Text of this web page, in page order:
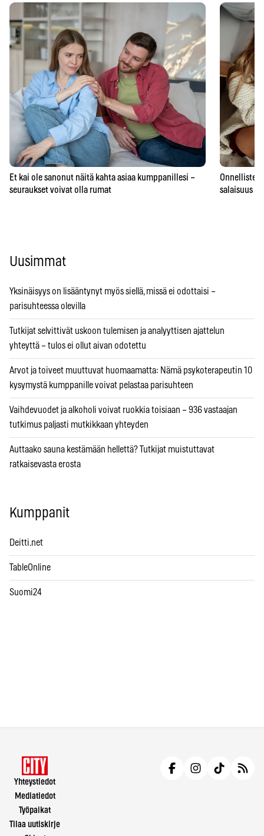
Et kai ole sanonut näitä kahta asiaa kumppanillesi –
seuraukset voivat olla rumat
Onnellisten
salaisuus –
Uusimmat
Yksinäisyys on lisääntynyt myös siellä, missä ei odottaisi –
parisuhteessa olevilla
Tutkijat selvittivät uskoon tulemisen ja analyyttisen ajattelun
yhteyttä – tulos ei ollut aivan odotettu
Arvot ja toiveet muuttuvat huomaamatta: Nämä psykoterapeutin 10
kysymystä kumppanille voivat pelastaa parisuhteen
Vaihdevuodet ja alkoholi voivat ruokkia toisiaan – 936 vastaajan
tutkimus paljasti mutkikkaan yhteyden
Auttaako sauna kestämään hellettä? Tutkijat muistuttavat
ratkaisevasta erosta
Kumppanit
Deitti.net
TableOnline
Suomi24
Yhteystiedot
Mediatiedot
Työpaikat
Tilaa uutiskirje